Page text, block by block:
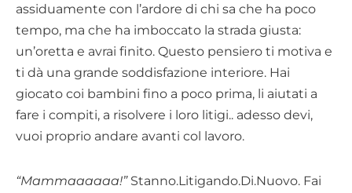
assiduamente con l’ardore di chi sa che ha poco
tempo, ma che ha imboccato la strada giusta:
un’oretta e avrai finito. Questo pensiero ti motiva e
ti dà una grande soddisfazione interiore. Hai
giocato coi bambini fino a poco prima, li aiutati a
fare i compiti, a risolvere i loro litigi.. adesso devi,
vuoi proprio andare avanti col lavoro.
“Mammaaaaaa!”Stanno.Litigando.Di.Nuovo. Fai